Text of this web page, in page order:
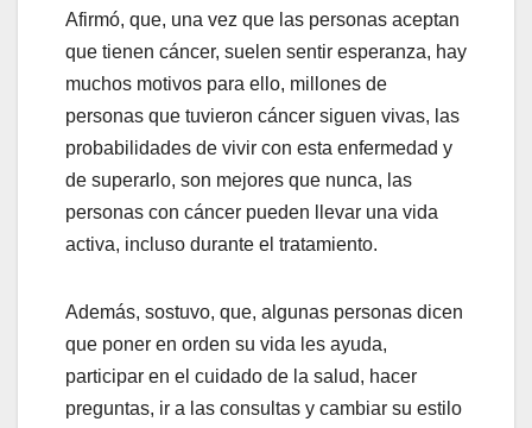
Afirmó, que, una vez que las personas aceptan
que tienen cáncer, suelen sentir esperanza, hay
muchos motivos para ello, millones de
personas que tuvieron cáncer siguen vivas, las
probabilidades de vivir con esta enfermedad y
de superarlo, son mejores que nunca, las
personas con cáncer pueden llevar una vida
activa, incluso durante el tratamiento.
Además, sostuvo, que, algunas personas dicen
que poner en orden su vida les ayuda,
participar en el cuidado de la salud, hacer
preguntas, ir a las consultas y cambiar su estilo